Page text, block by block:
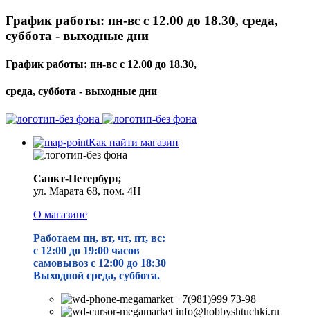
График работы: пн-вс с 12.00 до 18.30, среда,
суббота - выходные дни
График работы: пн-вс с 12.00 до 18.30,
среда, суббота - выходные дни
Как найти магазин
Санкт-Петербург,
ул. Марата 68, пом. 4Н
О магазине
Работаем пн, вт, чт, пт, вс:
с 12:00 до 19:00 часов
самовывоз с 12:00 до 18:30
Выходной среда, суббота.
+7(981)999 73-98
info@hobbyshtuchki.ru